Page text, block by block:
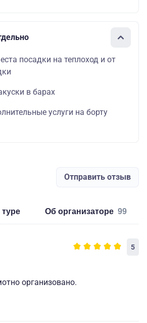
посадки на теплоход и от
в барах
услуги на борту
Отправить отзыв
о туре об организаторе 99
5
организовано.